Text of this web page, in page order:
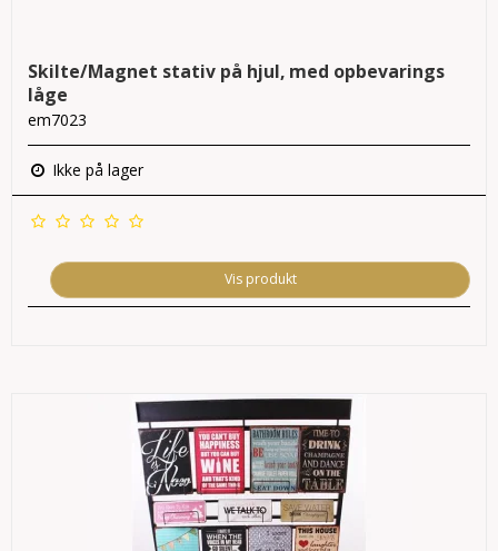
Skilte/Magnet stativ på hjul, med opbevarings
låge
em7023
Ikke på lager
Vis produkt